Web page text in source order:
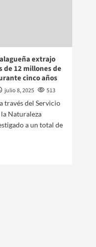
extrajo
de 12 millones de
cinco años
julio 8, 2025
513
través del Servicio
Naturaleza
a un total de